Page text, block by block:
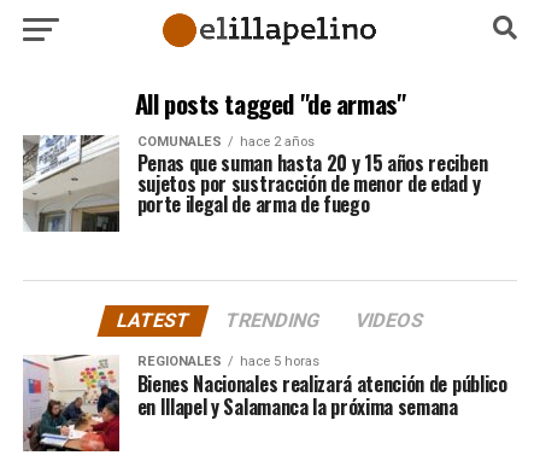
All posts tagged "de armas"
COMUNALES hace 2 años
Penas que suman hasta 20 y 15 años reciben
sujetos por sustracción de menor de edad y
porte ilegal de arma de fuego
LATEST TRENDING VIDEOS
REGIONALES hace 5 horas
Bienes Nacionales realizará atención de público
en Illapel y Salamanca la próxima semana